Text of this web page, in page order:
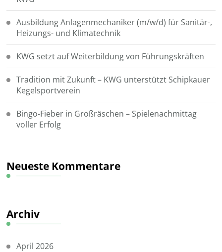
Ausbildung Anlagenmechaniker (m/w/d) für Sanitär-,
Heizungs- und Klimatechnik
KWG setzt auf Weiterbildung von Führungskräften
Tradition mit Zukunft – KWG unterstützt Schipkauer
Kegelsportverein
Bingo-Fieber in Großräschen – Spielenachmittag
voller Erfolg
Neueste Kommentare
Archiv
April 2026